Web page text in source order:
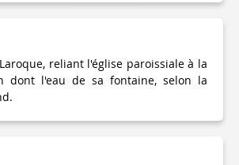
reliant l'église paroissiale à la
dont l'eau de sa fontaine, selon la